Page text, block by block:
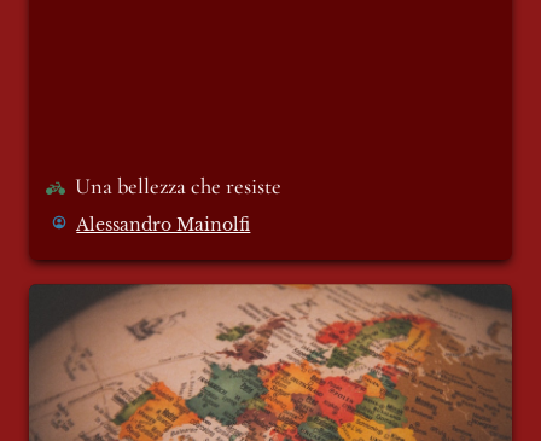
Una bellezza che resiste
Alessandro Mainolfi
Un’Europa unita, nell’attimo che precede la
morte